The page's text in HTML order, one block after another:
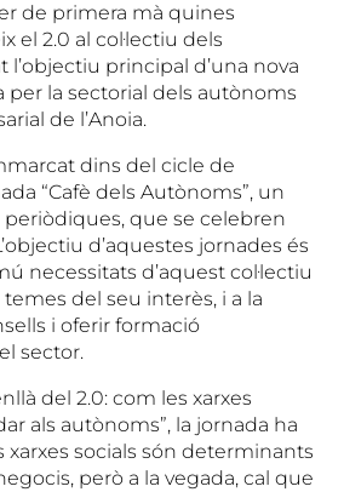
de primera mà quines
el 2.0 al col·lectiu dels
l’objectiu principal d’una nova
per la sectorial dels autònoms
de l’Anoia.
dins del cicle de
“Cafè dels Autònoms”, un
que se celebren
d’aquestes jornades és
necessitats d’aquest col·lectiu
del seu interès, i a la
i oferir formació
sector.
del 2.0: com les xarxes
als autònoms”, la jornada ha
socials són determinants
però a la vegada, cal que